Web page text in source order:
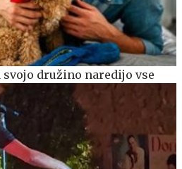
družino naredijo vse